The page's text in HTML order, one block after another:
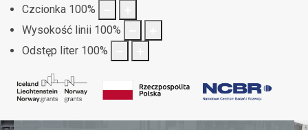
Czcionka 100%
Wysokość linii 100%
Odstęp liter 100%
Poja
aut onomicz